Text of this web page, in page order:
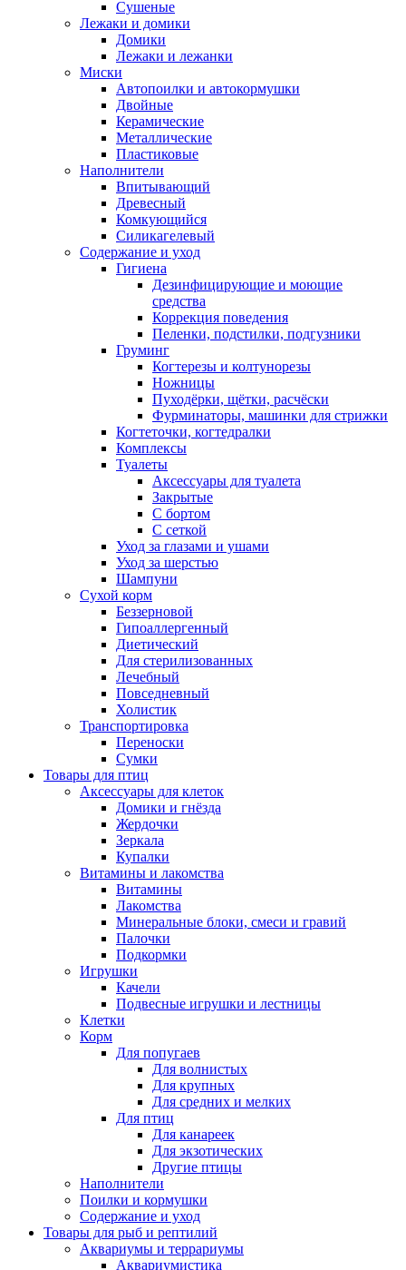
Сушеные
Лежаки и домики
Домики
Лежаки и лежанки
Миски
Автопоилки и автокормушки
Двойные
Керамические
Металлические
Пластиковые
Наполнители
Впитывающий
Древесный
Комкующийся
Силикагелевый
Содержание и уход
Гигиена
Дезинфицирующие и моющие
средства
Коррекция поведения
Пеленки, подстилки, подгузники
Груминг
Когтерезы и колтунорезы
Ножницы
Пуходёрки, щётки, расчёски
Фурминаторы, машинки для стрижки
Когтеточки, когтедралки
Комплексы
Туалеты
Аксессуары для туалета
Закрытые
С бортом
С сеткой
Уход за глазами и ушами
Уход за шерстью
Шампуни
Сухой корм
Беззерновой
Гипоаллергенный
Диетический
Для стерилизованных
Лечебный
Повседневный
Холистик
Транспортировка
Переноски
Сумки
Товары для птиц
Аксессуары для клеток
Домики и гнёзда
Жердочки
Зеркала
Купалки
Витамины и лакомства
Витамины
Лакомства
Минеральные блоки, смеси и гравий
Палочки
Подкормки
Игрушки
Качели
Подвесные игрушки и лестницы
Клетки
Корм
Для попугаев
Для волнистых
Для крупных
Для средних и мелких
Для птиц
Для канареек
Для экзотических
Другие птицы
Наполнители
Поилки и кормушки
Содержание и уход
Товары для рыб и рептилий
Аквариумы и террариумы
Аквариумистика